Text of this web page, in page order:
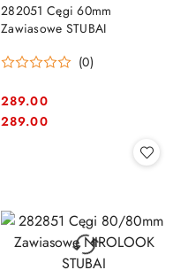
282051 Cęgi 60mm
Zawiasowe STUBAI
(0)
Cena:
289.00
Cena:
289.00